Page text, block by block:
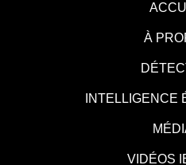
À
INTELLIGENCE
VIDÉOS